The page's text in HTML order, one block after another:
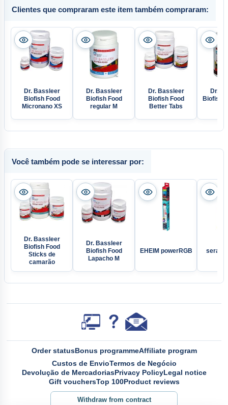
Clientes que compraram este item também compraram:
Dr. Bassleer
Biofish Food
Micronano XS
Dr. Bassleer
Biofish Food
regular M
Dr. Bassleer
Biofish Food
Better Tabs
Dr.
Biofish
Você também pode se interessar por:
Dr. Bassleer
Biofish Food
Sticks de
camarão
Dr. Bassleer
Biofish Food
Lapacho M
EHEIM powerRGB sera
Order statusBonus programmeAffiliate program
Custos de EnvioTermos de Negócio
Devolução de MercadoriasPrivacy PolicyLegal notice
Gift vouchersTop 100Product reviews
Withdraw from contract